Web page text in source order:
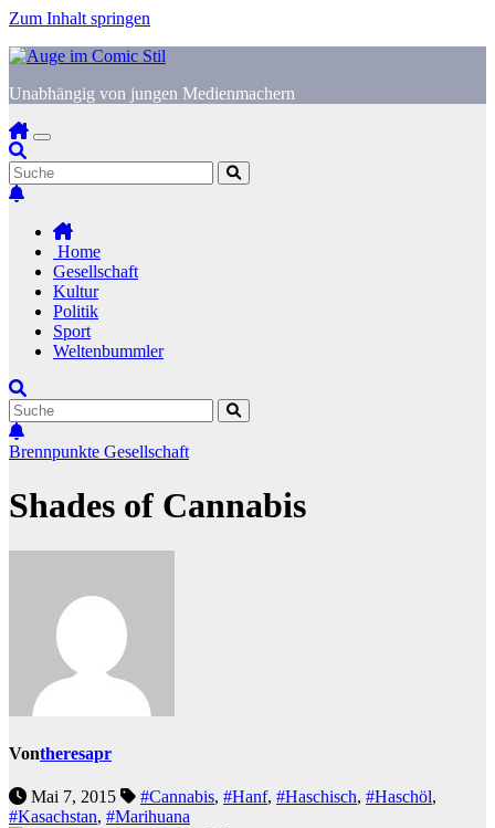
Zum Inhalt springen
Unabhängig von jungen Medienmachern
Home
Gesellschaft
Kultur
Politik
Sport
Weltenbummler
Brennpunkte Gesellschaft
Shades of Cannabis
Vontheresapr
Mai 7, 2015 #Cannabis, #Hanf, #Haschisch, #Haschöl,
#Kasachstan, #Marihuana